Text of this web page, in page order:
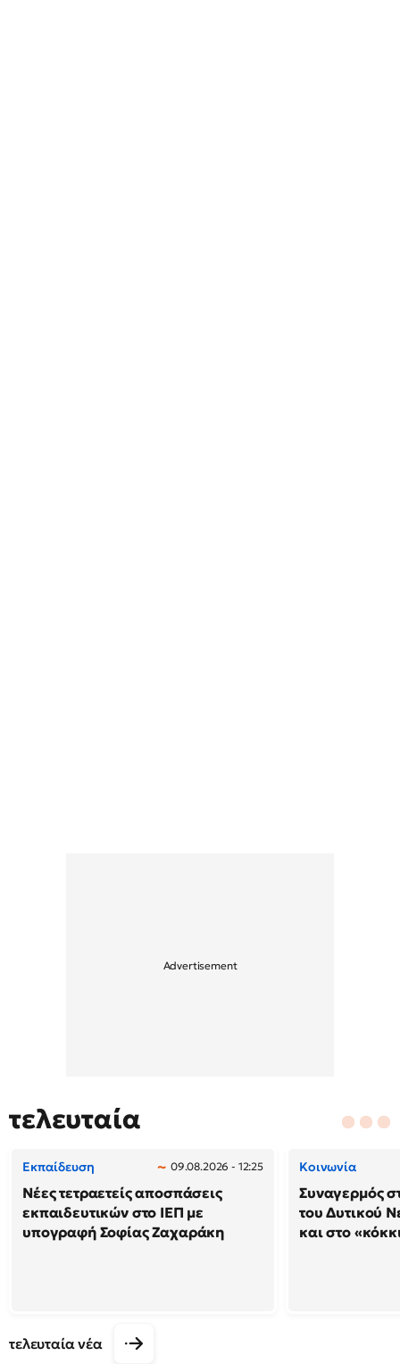
τελευταία
Εκπαίδευση 09.08.2026 - 12:25
Νέες τετραετείς αποσπάσεις
εκπαιδευτικών στο ΙΕΠ με
υπογραφή Σοφίας Ζαχαράκη
Κοινωνία
Συναγερμός
του Δυτικού
και στο
τελευταία νέα